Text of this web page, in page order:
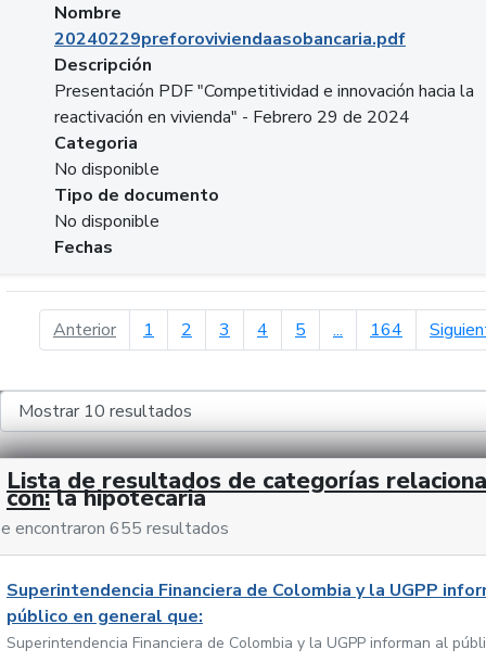
Nombre
20240229preforoviviendaasobancaria.pdf
Descripción
Presentación PDF "Competitividad e innovación hacia la
reactivación en vivienda" - Febrero 29 de 2024
Categoria
No disponible
Tipo de documento
No disponible
Fechas
Anteriorpágina anterior
1 2 3 4 5 ... 164
Lista de resultados de categorías
con: la hipotecaria
encontraron 655 resultados
Superintendencia Financiera de Colombia y la UGPP
público en general que:
Superintendencia Financiera de Colombia y la UGPP informan al